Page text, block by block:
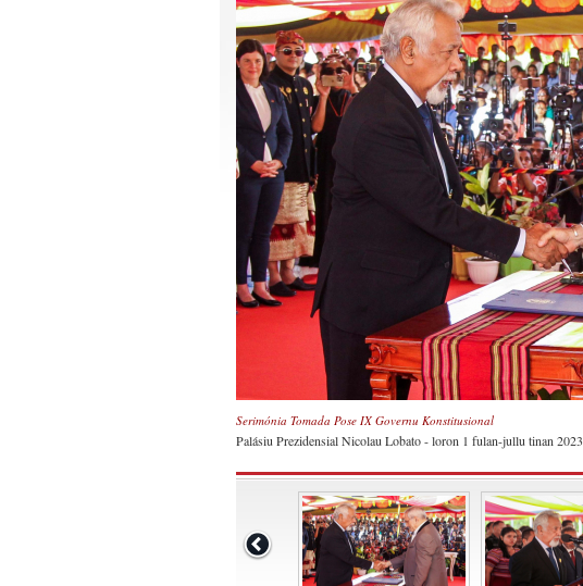
Serimónia Tomada Pose IX Governu Konstitusional
Palásiu Prezidensial Nicolau Lobato - loron 1 fulan-jullu tinan 2023